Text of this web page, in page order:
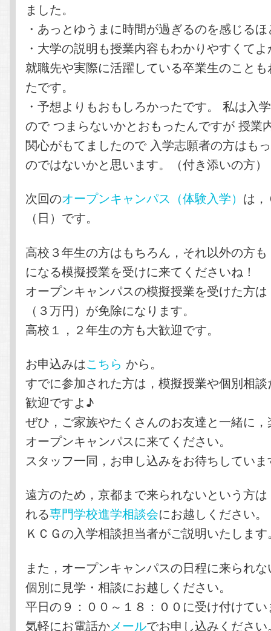
ました。
・あっとゆうまに時間が過ぎるのを感じる
・大学の説明も授業内容もわかりやすくて
就職先や実際に活躍している卒業生のこと
たです。
・予想よりもおもしろかったです。 私は入
ので つまらないかとおもったんですが 授業
関心がもてましたので 入学志願者の方はも
のではないかと思います。（付き添いの方）
次回のオープンキャンパス（体験入学） は
（日）です。
高校３年生の方はもちろん，それ以外の方
になる模擬授業を受けに来てくださいね！
オープンキャンパスの模擬授業を受けた方
（３万円）が免除になります。
高校１，２年生の方も大歓迎です。
お申込みはこちら から。
すでに参加された方は，模擬授業や個別相
歓迎ですよ♪
ぜひ，ご家族やたくさんのお友達と一緒に
オープンキャンパスに来てください。
スタッフ一同，お申し込みをお待ちしてい
遠方のため，京都まで来られないという方
れる専門学校進学相談会にお越しください。
ＫＣＧの入学相談担当者がご説明いたします
また，オープンキャンパスの日程に来られ
個別に見学・相談にお越しください。
平日の９：００～１８：００に受け付けて
気軽にお電話かメールでお申し込みください